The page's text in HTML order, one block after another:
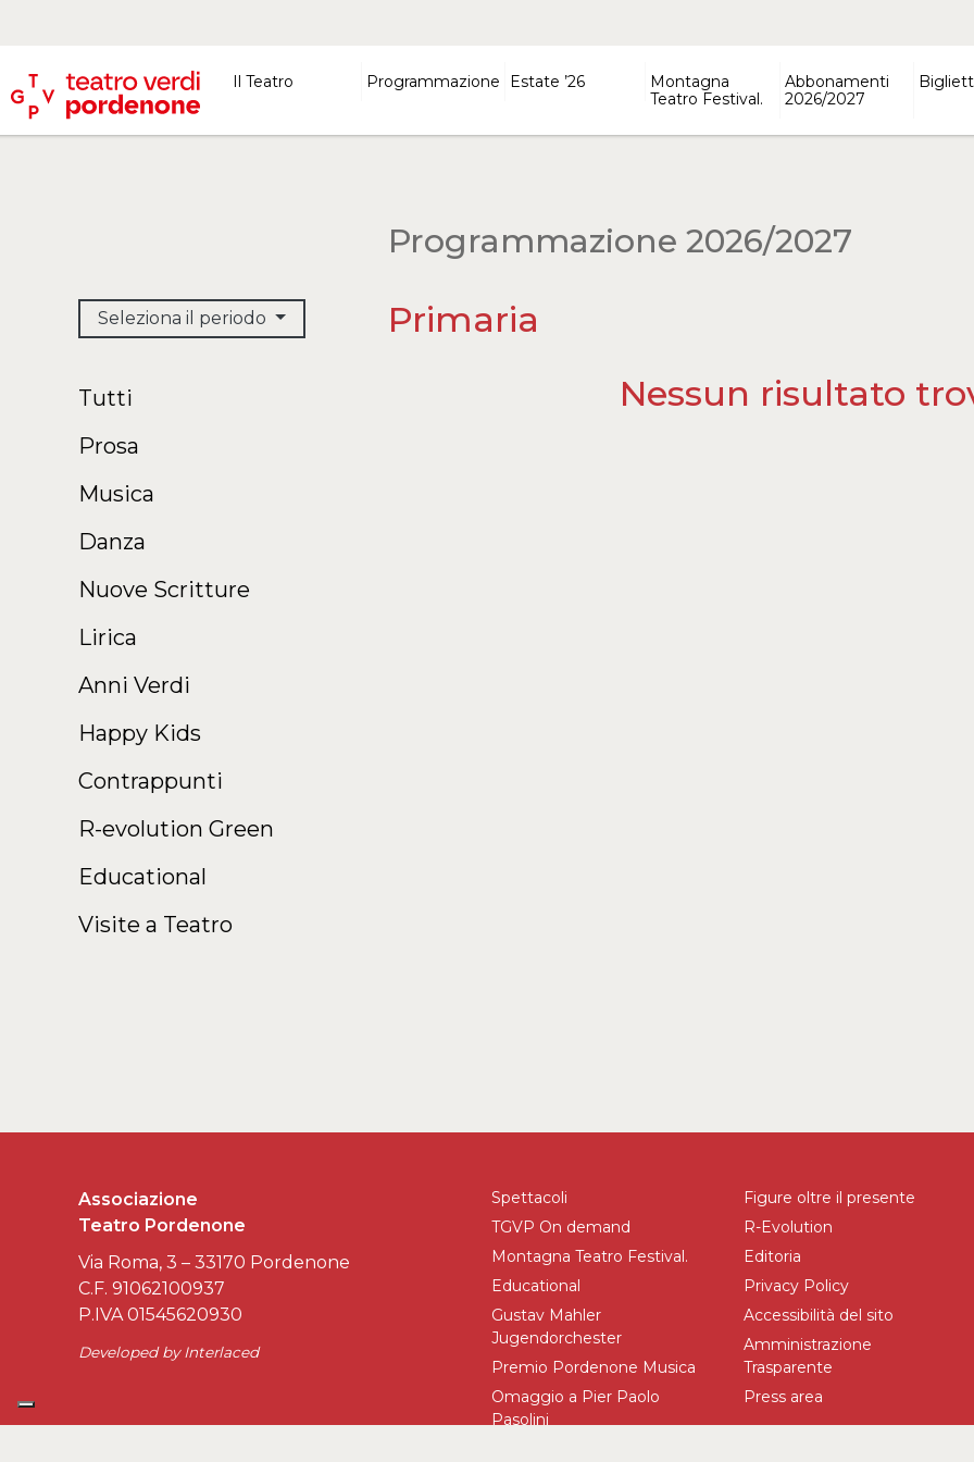
Il Teatro Programmazione Estate ’26
Montagna
Teatro Festival.
Abbonamenti
2026/2027
Programmazione 2026/2027
Seleziona il periodo
Tutti
Prosa
Musica
Danza
Nuove Scritture
Lirica
Anni Verdi
Happy Kids
Contrappunti
R-evolution Green
Educational
Visite a Teatro
Primaria
Nessun risultato
Associazione
Teatro Pordenone
Via Roma, 3 – 33170 Pordenone
C.F. 91062100937
P.IVA 01545620930
Developed by Interlaced
Spettacoli
TGVP On demand
Montagna Teatro Festival.
Educational
Gustav Mahler
Jugendorchester
Premio Pordenone Musica
Omaggio a Pier Paolo
Pasolini
Figure oltre il presente
R-Evolution
Editoria
Privacy Policy
Accessibilità del sito
Amministrazione
Trasparente
Press area